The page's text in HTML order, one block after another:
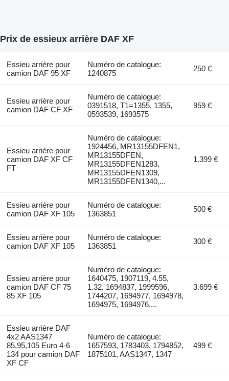
Prix de essieux arrière DAF XF
Essieu arrière pour
camion DAF 95 XF
Numéro de catalogue:
1240875
250 €
Essieu arrière pour
camion DAF CF XF
Numéro de catalogue:
0391518, T1=1355, 1355,
0593539, 1693575
959 €
Essieu arrière pour
camion DAF XF CF
FT
Numéro de catalogue:
1924456, MR13155DFEN1,
MR13155DFEN,
MR13155DFEN1283,
MR13155DFEN1309,
MR13155DFEN1340,...
1.399 €
Essieu arrière pour
camion DAF XF 105
Numéro de catalogue:
1363851
500 €
Essieu arrière pour
camion DAF XF 105
Numéro de catalogue:
1363851
300 €
Essieu arrière pour
camion DAF CF 75
85 XF 105
Numéro de catalogue:
1640475, 1907119, 4.55,
1.32, 1694837, 1999596,
1744207, 1694977, 1694978,
1694975, 1694976,...
3.699 €
Essieu arrière DAF
4x2 AAS1347
85,95,105 Euro 4-6
134 pour camion DAF
XF CF
Numéro de catalogue:
1657593, 1783403, 1794852,
1875101, AAS1347, 1347
499 €